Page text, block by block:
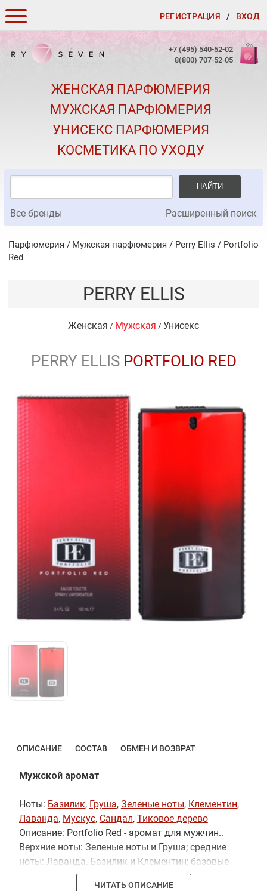
РЕГИСТРАЦИЯ / ВХОД
КАК ЗАКАЗАТЬ
СКИДКИ
КОНТАКТЫ
О КАЧЕСТВЕ
ПОДАРКИ К ЗАКАЗАМ
+7 (495) 540-52-02
8(800) 707-52-05
ЖЕНСКАЯ ПАРФЮМЕРИЯ
МУЖСКАЯ ПАРФЮМЕРИЯ
УНИСЕКС ПАРФЮМЕРИЯ
КОСМЕТИКА ПО УХОДУ
НАЙТИ
Все бренды Расширенный поиск
Парфюмерия Мужская парфюмерия / Perry Ellis / Portfolio
Red
PERRY ELLIS
Женская / Мужская /Унисекс
PERRY ELLISPORTFOLIO RED
ОПИСАНИЕ СОСТАВ ОБМЕН И ВОЗВРАТ
Мужской аромат
Ноты: Базилик, Груша, Зеленые ноты, Клементин,
Лаванда, Мускус, Сандал, Тиковое дерево
Описание: Portfolio Red - аромат для мужчин..
Верхние ноты: Зеленые ноты и Груша; средние
ноты: Лаванда, Базилик и Клементин; базовые
ноты: Тиковое дерево, Сандал и Мускус.
ЧИТАТЬ ОПИСАНИЕ